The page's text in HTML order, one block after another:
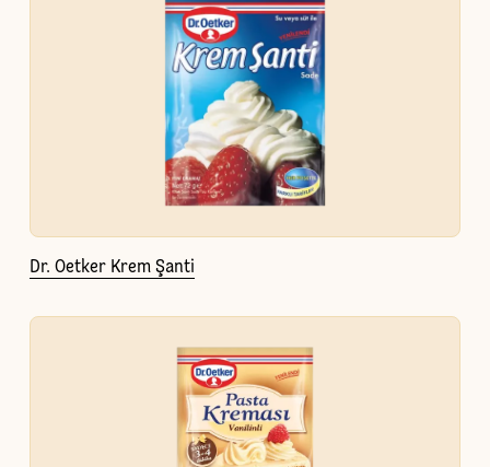
Dr. Oetker Krem Şanti